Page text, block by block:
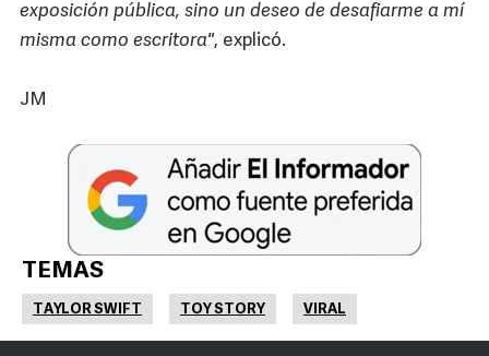
exposición pública, sino un deseo de desafiarme a mí
misma como escritora", explicó.
JM
TEMAS
TAYLOR SWIFT TOY STORY VIRAL